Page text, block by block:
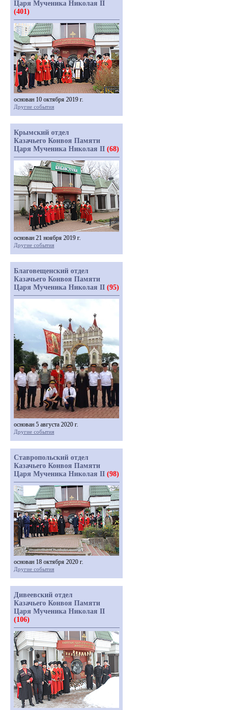
Царя Мученика Николая II
(401)
основан 10 октября 2019 г.
Другие события
Крымский отдел
Казачьего Конвоя Памяти
Царя Мученика Николая II (68)
основан 21 ноября 2019 г.
Другие события
Благовещенский отдел
Казачьего Конвоя Памяти
Царя Мученика Николая II (95)
основан 5 августа 2020 г.
Другие события
Ставропольский отдел
Казачьего Конвоя Памяти
Царя Мученика Николая II (98)
основан 18 октября 2020 г.
Другие события
Дивеевский отдел
Казачьего Конвоя Памяти
Царя Мученика Николая II
(106)